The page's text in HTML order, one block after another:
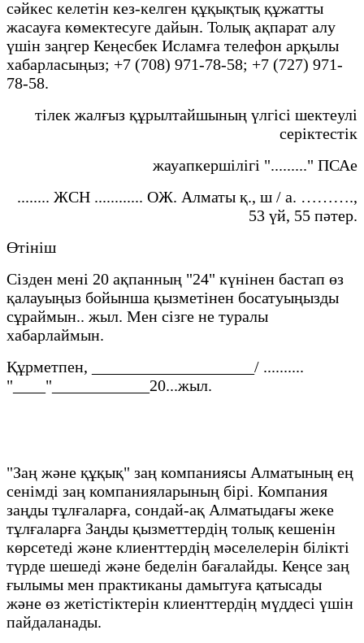
сәйкес келетін кез-келген құқықтық құжатты
жасауға көмектесуге дайын. Толық ақпарат алу
үшін заңгер Кеңесбек Исламға телефон арқылы
хабарласыңыз; +7 (708) 971-78-58; +7 (727) 971-
78-58. ‍
тілек жалғыз құрылтайшының үлгісі шектеулі
серіктестік
жауапкершілігі "........." ПСАе
........ ЖСН ............ ОЖ. Алматы қ., ш / а. ……….,
53 үй, 55 пәтер.
Өтініш
Сізден мені 20 ақпанның "24" күнінен бастап өз
қалауыңыз бойынша қызметінен босатуыңызды
сұраймын.. жыл. Мен сізге не туралы
хабарлаймын.
Құрметпен, ____________________/ ..........
"____"____________20...жыл. ‍
"Заң және құқық" заң компаниясы Алматының ең
сенімді заң компанияларының бірі. Компания
заңды тұлғаларға, сондай-ақ Алматыдағы жеке
тұлғаларға Заңды қызметтердің толық кешенін
көрсетеді және клиенттердің мәселелерін білікті
түрде шешеді және беделін бағалайды. Кеңсе заң
ғылымы мен практиканы дамытуға қатысады
және өз жетістіктерін клиенттердің мүддесі үшін
пайдаланады.